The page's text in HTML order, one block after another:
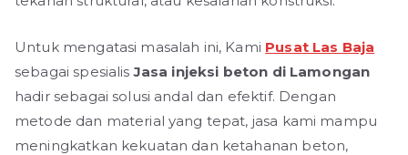
Untuk mengatasi masalah ini, Kami Pusat Las Baja
sebagai spesialisJasa injeksi beton di Lamongan
hadir sebagai solusi andal dan efektif. Dengan
metode dan material yang tepat, jasa kami mampu
meningkatkan kekuatan dan ketahanan beton,